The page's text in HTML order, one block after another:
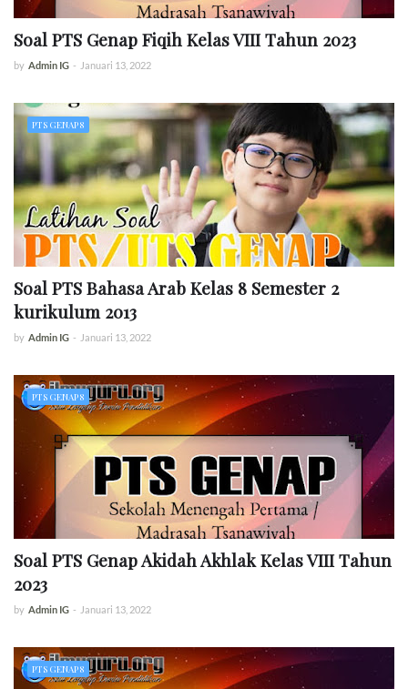
Soal PTS Genap Fiqih Kelas VIII Tahun 2023
by Admin IG - Januari 13, 2022
PTS GENAP 8
Soal PTS Bahasa Arab Kelas 8 Semester 2
kurikulum 2013
by Admin IG - Januari 13, 2022
PTS GENAP 8
Soal PTS Genap Akidah Akhlak Kelas VIII Tahun
2023
by Admin IG - Januari 13, 2022
PTS GENAP 8